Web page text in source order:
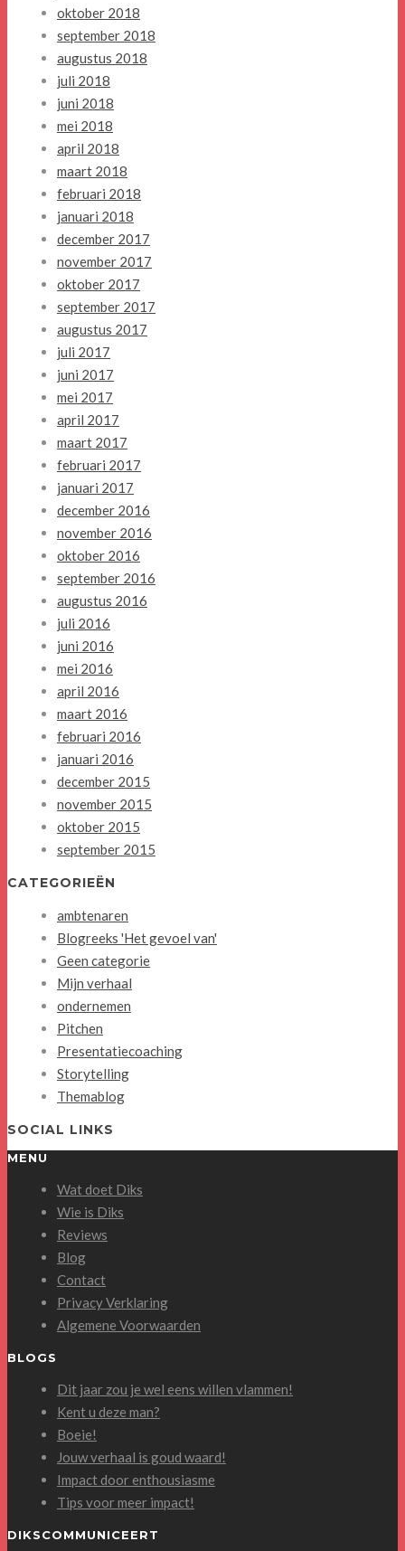
oktober 2018
september 2018
augustus 2018
juli 2018
juni 2018
mei 2018
april 2018
maart 2018
februari 2018
januari 2018
december 2017
november 2017
oktober 2017
september 2017
augustus 2017
juli 2017
juni 2017
mei 2017
april 2017
maart 2017
februari 2017
januari 2017
december 2016
november 2016
oktober 2016
september 2016
augustus 2016
juli 2016
juni 2016
mei 2016
april 2016
maart 2016
februari 2016
januari 2016
december 2015
november 2015
oktober 2015
september 2015
CATEGORIEËN
ambtenaren
Blogreeks 'Het gevoel van'
Geen categorie
Mijn verhaal
ondernemen
Pitchen
Presentatiecoaching
Storytelling
Themablog
SOCIAL LINKS
MENU
Wat doet Diks
Wie is Diks
Reviews
Blog
Contact
Privacy Verklaring
Algemene Voorwaarden
BLOGS
Dit jaar zou je wel eens willen vlammen!
Kent u deze man?
Boeie!
Jouw verhaal is goud waard!
Impact door enthousiasme
Tips voor meer impact!
DIKSCOMMUNICEERT